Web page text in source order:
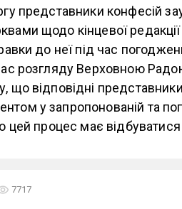
представники конфесій
щодо кінцевої
до неї під час
розгляду Верховною
що відповідні
у запропонованій та
цей процес має
7717